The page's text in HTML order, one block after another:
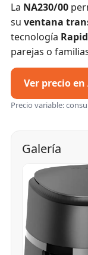
La NA230/00
su ventana
tecnología
parejas o
Ver precio
Precio variable:
Galería